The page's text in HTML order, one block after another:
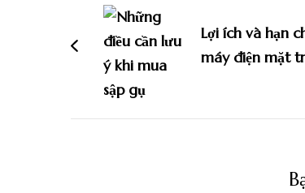
hướng
bài
viết
Lợi ích và hạn
máy điện mặt